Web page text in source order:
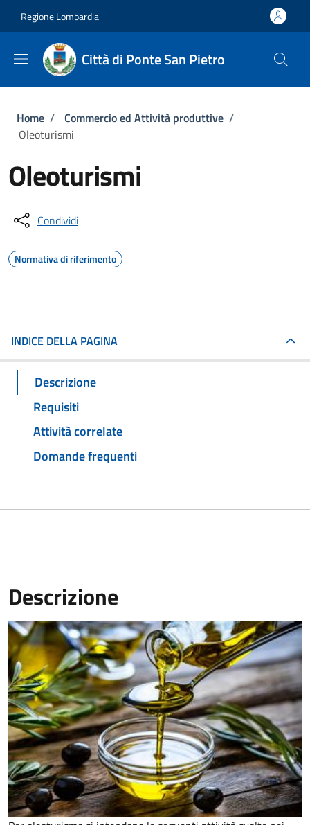
Regione Lombardia
Città di Ponte San Pietro
Briciole di pane
Home / Commercio ed Attività produttive /
Oleoturismi
Oleoturismi
Condividi
Normativa di riferimento
INDICE DELLA PAGINA
Descrizione
Requisiti
Attività correlate
Domande frequenti
Descrizione